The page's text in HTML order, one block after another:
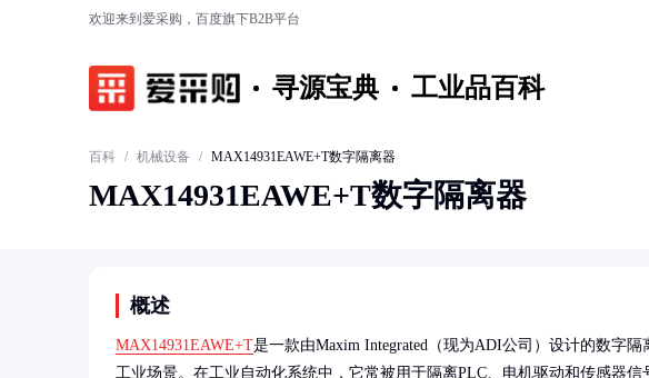
欢迎来到爱采购，百度旗下B2B平台
寻源宝典 工业品百科
百科 / 机械设备 / MAX14931EAWE+T数字隔离器
MAX14931EAWE+T数字隔离器
概述
MAX14931EAWE+T是一款由Maxim Integrated（现为ADI公司）设计的数字
工业场景。在工业自动化系统中，它常被用于隔离PLC、电机驱动和传感器信